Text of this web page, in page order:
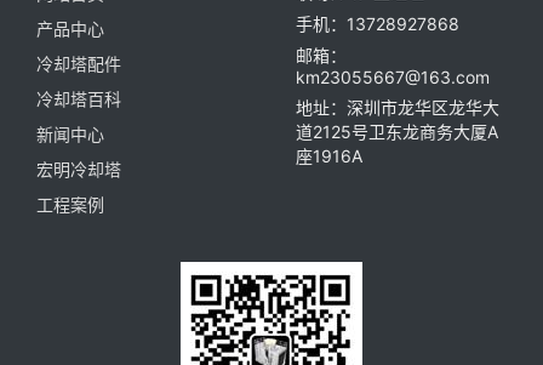
产品中心
冷却塔配件
冷却塔百科
新闻中心
宏明冷却塔
工程案例
手机：13728927868
邮箱：
km23055667@163.com
地址：深圳市龙华区龙华大
道2125号卫东龙商务大厦A
座1916A